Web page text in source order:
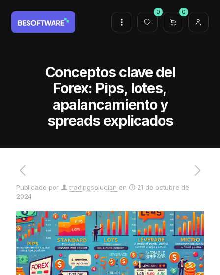
0 0
Conceptos clave del
Forex: Pips, lotes,
apalancamiento y
spreads explicados
Publicado por tradingsolucion en
21 de octubre de
2024